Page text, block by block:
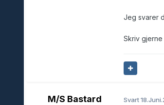
Jeg
Skriv
M/S Bastard Svart